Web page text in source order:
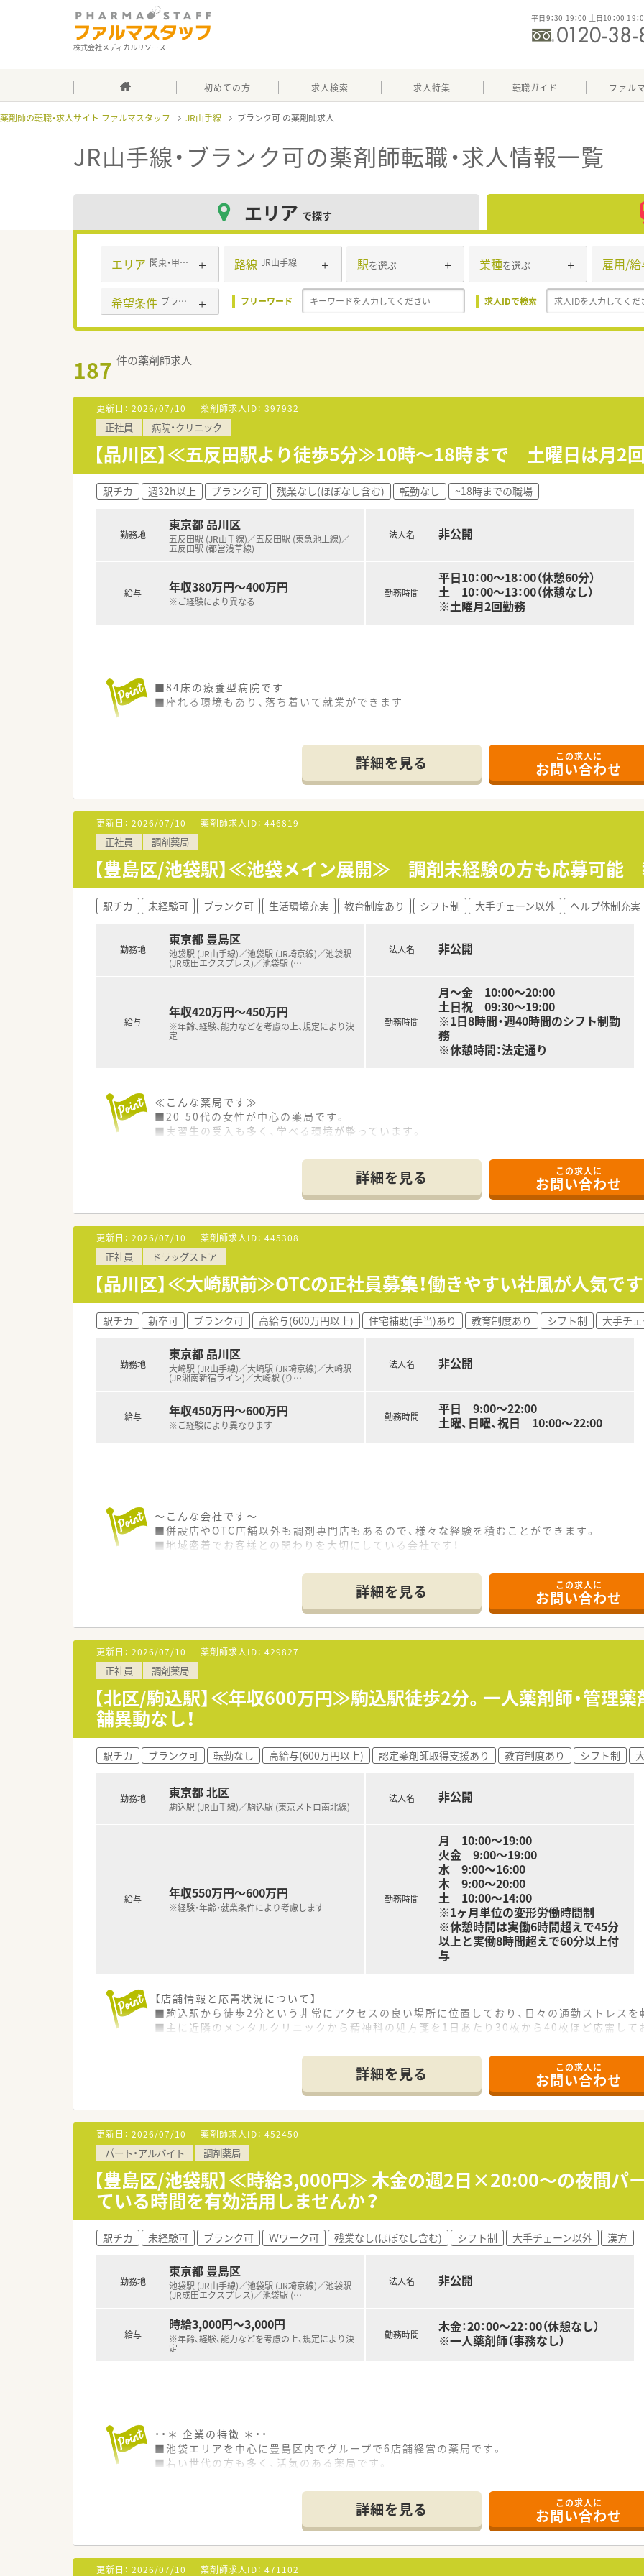
株式会社メディカルリソース
平日9：30-19：00 土日10：00-19
初めての方 求人検索 求人特集 転職ガイド ファル
薬剤師の転職・求人サイト ファルマスタッフ JR山手線 ブランク可
JR山手線・ブランク可の薬剤師転職・求人情報一覧
エリア で探す
エリア 関東・甲信越・北陸 路線 JR山手線 駅を選ぶ 業種を選ぶ 雇用/
希望条件 ブランク可 フリーワード 求人IDで検索
187 件の薬剤師求人
更新日： 2026/07/10 薬剤師求人ID： 397932
正社員 病院・クリニック
【品川区】≪五反田駅より徒歩5分≫10時～18時まで 土曜日は月2回
駅チカ 週32h以上 ブランク可 残業なし(ほぼなし含む) 転勤なし ~18時までの職場
勤務地
東京都 品川区
五反田駅 (JR山手線)／五反田駅 (東急池上線)／
五反田駅 (都営浅草線)
給与 年収380万円～400万円
※ご経験により異なる
法人名 非公開
勤務時間
平日10：00～18：00（休憩60分）
土 10：00～13：00（休憩なし）
※土曜月2回勤務
■84床の療養型病院です
■座れる環境もあり、落ち着いて就業ができます
詳細を見る この求人に
お問い合わせ
更新日： 2026/07/10 薬剤師求人ID： 446819
正社員 調剤薬局
【豊島区/池袋駅】≪池袋メイン展開≫ 調剤未経験の方も応募可
駅チカ 未経験可 ブランク可 生活環境充実 教育制度あり シフト制 大手チェーン以外 ヘルプ体制充実
勤務地
東京都 豊島区
池袋駅 (JR山手線)／池袋駅 (JR埼京線)／池袋駅
(JR成田エクスプレス)／池袋駅 (…
給与
年収420万円～450万円
※年齢、経験、能力などを考慮の上、規定により決
定
法人名 非公開
勤務時間
月～金 10:00～20:00
土日祝 09:30～19:00
※1日8時間・週40時間のシフト制勤
務
※休憩時間：法定通り
≪こんな薬局です≫
■20-50代の女性が中心の薬局です。
■実習生の受入も多く、学べる環境が整っています。
■主な応需科目は「心療内科・精神科・外科・内科・皮膚科・漢方」で採用品目数は約1,500品目で
■処方箋が増加すると営業時間を～21:00や~22:00へ延ばす可能性があります。
≪こんな方にオススメです≫
■地域貢献の気持ちがある方＝フットワークの軽い方
■スキルアップ・キャリアアップを目指したい方(1年後に管理薬剤師を任せられる方)
■失敗からしっかり学び、活かせる方
≪研修制度≫
■メーカーとの勉強会を行い、新薬など常に新しい知識をつけることができます。
・・＊ 企業の特徴 ＊・・
■池袋を中心に展開している企業です。
経営的にも安定している、優良企業です。
■電子薬歴・散剤機器・練り機など、システム化が進んでおり、効率的にお仕事できる環境です。
詳細を見る この求人に
お問い合わせ
更新日： 2026/07/10 薬剤師求人ID： 445308
正社員 ドラッグストア
【品川区】≪大崎駅前≫OTCの正社員募集！働きやすい社風が人気です
駅チカ 新卒可 ブランク可 高給与(600万円以上) 住宅補助(手当)あり 教育制度あり シフト制 大手チ
勤務地
東京都 品川区
大崎駅 (JR山手線)／大崎駅 (JR埼京線)／大崎駅
(JR湘南新宿ライン)／大崎駅 (り…
給与 年収450万円～600万円
※ご経験により異なります
法人名 非公開
勤務時間
平日 9:00～22:00
土曜、日曜、祝日 10:00～22:00
～こんな会社です～
■併設店やOTC店舗以外も調剤専門店もあるので、様々な経験を積むことができます。
■地域密着でお客様との関わりを大切にしている会社です！
■学歴や年齢に関係なく、やる気のある社員には責任あるポジションを与えています。
キャリア志向の方も、やりがいを持って働くことができます！
■社員が安心して長く働けるように、日々、労働環境を改善している会社です！
出産後復帰率100％！！（平成21年度）
■独身寮あり ワンルームのマンションが光熱費込みで25,000円
※ご自宅通勤できる方でも入居の相談できます
詳細を見る この求人に
お問い合わせ
更新日： 2026/07/10 薬剤師求人ID： 429827
正社員 調剤薬局
【北区/駒込駅】≪年収600万円≫駒込駅徒歩2分。一人薬剤師・管理
舗異動なし！
駅チカ ブランク可 転勤なし 高給与(600万円以上) 認定薬剤師取得支援あり 教育制度あり シフト制
勤務地 東京都 北区
駒込駅 (JR山手線)／駒込駅 (東京メトロ南北線)
給与 年収550万円～600万円
※経験・年齢・就業条件により考慮します
法人名 非公開
勤務時間
月 10:00～19:00
火金 9:00～19:00
水 9:00～16:00
木 9:00～20:00
土 10:00～14:00
※1ヶ月単位の変形労働時間制
※休憩時間は実働6時間超えで45分
以上と実働8時間超えで60分以上付
与
【店舗情報と応需状況について】
■駒込駅から徒歩2分という非常にアクセスの良い場所に位置しており、日々の通勤ストレスを
■主に近隣のメンタルクリニックから精神科の処方箋を1日あたり30枚から40枚ほど応需して
■年俸制のため、賞与の額に左右されず入社1年目から収入を確保できます
■東京や千葉を中心に複数の店舗を展開しており、地域に密着した温かみのある薬局づくりを
■転居を伴うような異動は発生しないため、住み慣れた地域で腰を据えて長く働き続けること
■大手チェーンとは異なる和気あいあいな社風が魅力で、患者様への誠実な対応を何よりも大
【想定されるキャリアイメージ】
■まずは店舗の業務フローをしっかりと習得していただき、地域に信頼される管理薬剤師とし
■精神科や心療内科の処方箋に多く触れることで、専門的な薬物療法に関する知識や服薬指導
■将来を見据えて店舗運営のノウハウを吸収し、法人全体のサービス向上に貢献できる人材へ
詳細を見る この求人に
お問い合わせ
更新日： 2026/07/10 薬剤師求人ID： 452450
パート・アルバイト 調剤薬局
【豊島区/池袋駅】≪時給3,000円≫ 木金の週2日×20:00～の夜間パ
ている時間を有効活用しませんか？
駅チカ 未経験可 ブランク可 Ｗワーク可 残業なし(ほぼなし含む) シフト制 大手チェーン以外 漢方
勤務地
東京都 豊島区
池袋駅 (JR山手線)／池袋駅 (JR埼京線)／池袋駅
(JR成田エクスプレス)／池袋駅 (…
給与
時給3,000円～3,000円
※年齢、経験、能力などを考慮の上、規定により決
定
法人名 非公開
勤務時間
木金：20：00～22：00（休憩なし）
※一人薬剤師（事務なし）
・・＊ 企業の特徴 ＊・・
■池袋エリアを中心に豊島区内でグループで6店舗経営の薬局です。
■若い世代の方も多く、活気のある薬局です。
■座って服薬指導ができる環境を整えており、患者様とのコミュニケーションを大切する社風
■電子薬歴・散剤機器・練り機など、システム化が進んでおり、効率的にお仕事できる環境です。
詳細を見る この求人に
お問い合わせ
更新日： 2026/07/10 薬剤師求人ID： 471102